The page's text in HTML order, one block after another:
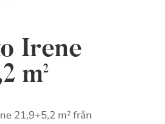
Irene
m²
21,9+5,2 m² från